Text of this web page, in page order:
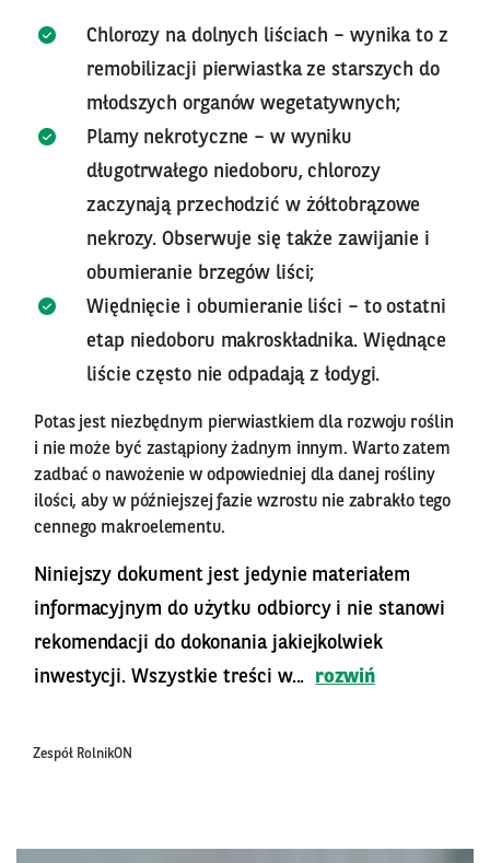
Chlorozy na dolnych liściach – wynika to z
remobilizacji pierwiastka ze starszych do
młodszych organów wegetatywnych;
Plamy nekrotyczne – w wyniku
długotrwałego niedoboru, chlorozy
zaczynają przechodzić w żółtobrązowe
nekrozy. Obserwuje się także zawijanie i
obumieranie brzegów liści;
Więdnięcie i obumieranie liści – to ostatni
etap niedoboru makroskładnika. Więdnące
liście często nie odpadają z łodygi.
Potas jest niezbędnym pierwiastkiem dla rozwoju roślin
i nie może być zastąpiony żadnym innym. Warto zatem
zadbać o nawożenie w odpowiedniej dla danej rośliny
ilości, aby w późniejszej fazie wzrostu nie zabrakło tego
cennego makroelementu.
Niniejszy dokument jest jedynie materiałem
informacyjnym do użytku odbiorcy i nie stanowi
rekomendacji do dokonania jakiejkolwiek
inwestycji. Wszystkie treści w...
rozwiń
Zespół RolnikON